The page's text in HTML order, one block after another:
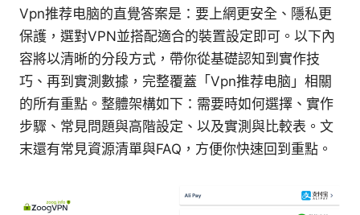
Vpn推荐电脑的直覺答案是：要上網更安全、隱私更
保護，選對VPN並搭配適合的裝置設定即可。以下內
容將以清晰的分段方式，帶你從基礎認知到實作技
巧、再到實測數據，完整覆蓋「Vpn推荐电脑」相關
的所有重點。整體架構如下：需要時如何選擇、實作
步驟、常見問題與高階設定、以及實測與比較表。文
末還有常見資源清單與FAQ，方便你快速回到重點。